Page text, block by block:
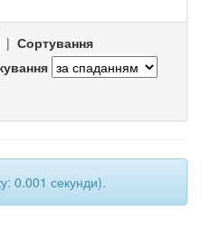
| Сортування
0.001 секунди).